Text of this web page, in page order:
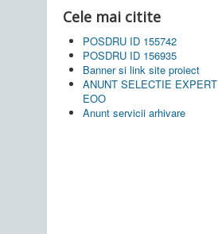
Cele mai citite
POSDRU ID 155742
POSDRU ID 156935
Banner si link site proiect
ANUNT SELECTIE EXPERT
EOO
Anunt servicii arhivare